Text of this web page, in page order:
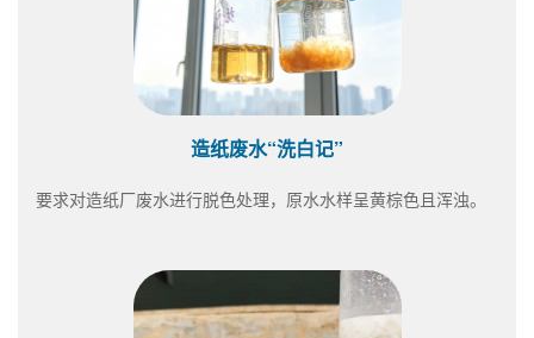
造纸废水“洗白记”
要求对造纸厂废水进行脱色处理，原水水样呈黄棕色且浑浊。